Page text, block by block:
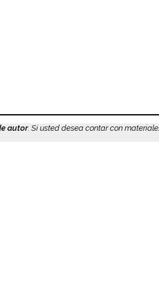
autor. Si usted desea contar con